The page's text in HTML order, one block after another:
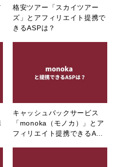
格安ツアー「スカイツアー
ズ」とアフィリエイト提携で
きるASPは？
キャッシュバックサービス
「monoka（モノカ）」とア
フィリエイト提携できるA…